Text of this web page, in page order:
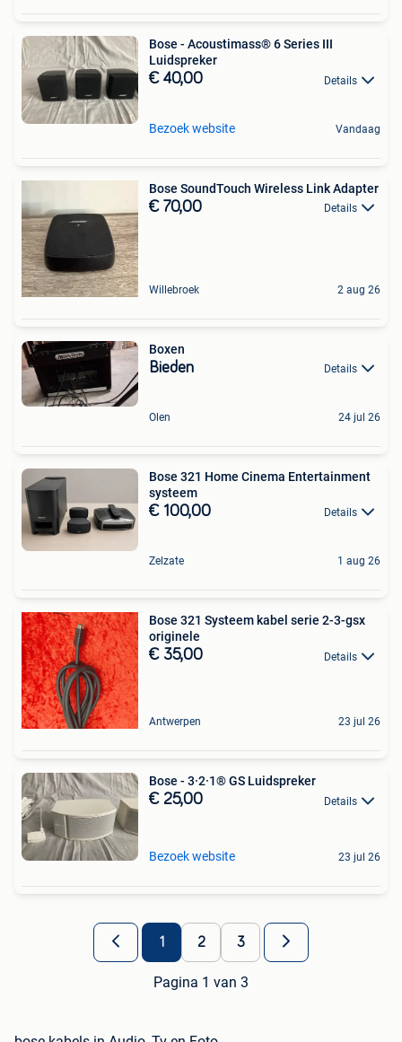
Bose - Acoustimass® 6 Series III
Luidspreker
€ 40,00 Details
Bezoek website Vandaag
Bose SoundTouch Wireless Link Adapter
€ 70,00 Details
Willebroek 2 aug 26
Boxen
Bieden Details
Olen 24 jul 26
Bose 321 Home Cinema Entertainment
systeem
€ 100,00 Details
Zelzate 1 aug 26
Bose 321 Systeem kabel serie 2-3-gsx
originele
€ 35,00 Details
Antwerpen 23 jul 26
Bose - 3·2·1® GS Luidspreker
€ 25,00 Details
Bezoek website 23 jul 26
1 2 3
Pagina 1 van 3